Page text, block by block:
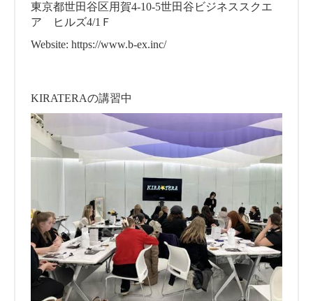
東京都世田谷区用賀4-10-5世田谷ビジネススクエ
ア ヒルズ4/1Ｆ
Website: https://www.b-ex.inc/
KIRATERAの講習中